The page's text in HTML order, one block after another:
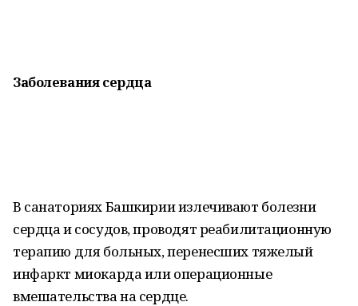
Заболевания сердца
В санаториях Башкирии излечивают болезни
сердца и сосудов, проводят реабилитационную
терапию для больных, перенесших тяжелый
инфаркт миокарда или операционные
вмешательства на сердце.